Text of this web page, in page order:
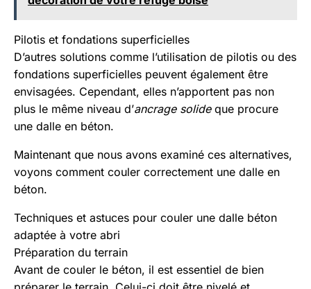
Pilotis et fondations superficielles
D’autres solutions comme l’utilisation de pilotis ou des
fondations superficielles peuvent également être
envisagées. Cependant, elles n’apportent pas non
plus le même niveau d’ancrage solideque procure
une dalle en béton.
Maintenant que nous avons examiné ces alternatives,
voyons comment couler correctement une dalle en
béton.
Techniques et astuces pour couler une dalle béton
adaptée à votre abri
Préparation du terrain
Avant de couler le béton, il est essentiel de bien